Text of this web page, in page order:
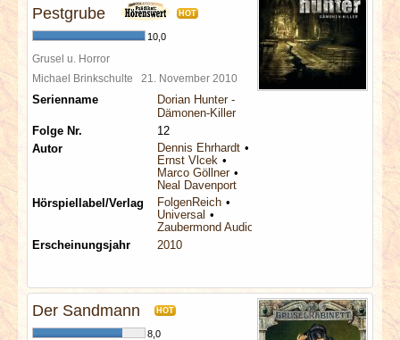
Pestgrube
HOT
10,0
Grusel u. Horror
Michael Brinkschulte 21. November 2010
Serienname
Dorian Hunter -
Dämonen-Killer
Folge Nr.
12
Autor
Dennis Ehrhardt
Ernst Vlcek
Marco Göllner
Neal Davenport
Hörspiellabel/Verlag
FolgenReich
Universal
Zaubermond Audio
Erscheinungsjahr
2010
Der Sandmann HOT
8,0